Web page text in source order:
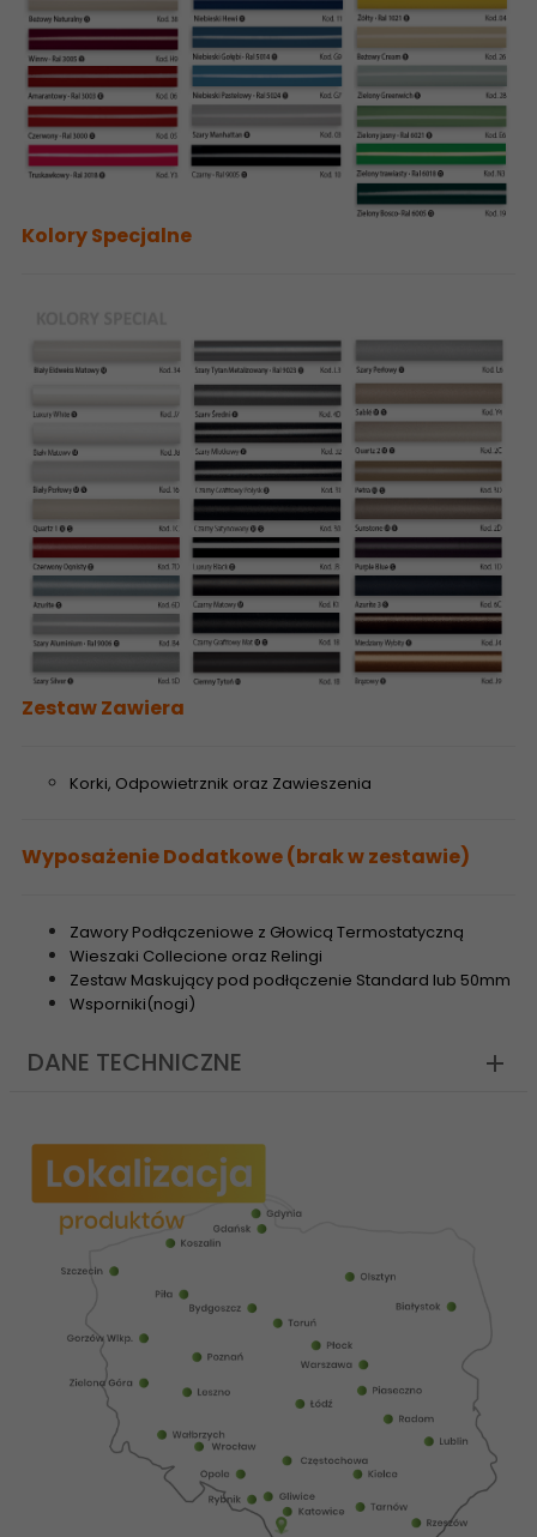
Kolory Specjalne
Zestaw Zawiera
Korki, Odpowietrznik oraz Zawieszenia
Wyposażenie Dodatkowe (brak w zestawie)
Zawory Podłączeniowe z Głowicą Termostatyczną
Wieszaki Collecione oraz Relingi
Zestaw Maskujący pod podłączenie Standard lub 50mm
Wsporniki(nogi)
DANE TECHNICZNE